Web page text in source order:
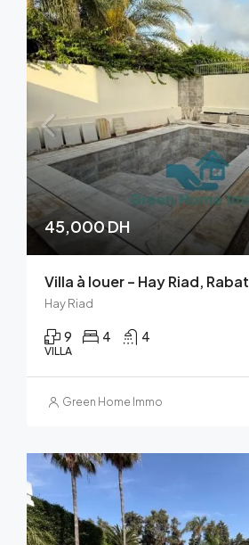
45,000 DH
Villa à louer – Hay Riad, Rabat
Hay Riad
9 4 4
VILLA
Green Home Immo